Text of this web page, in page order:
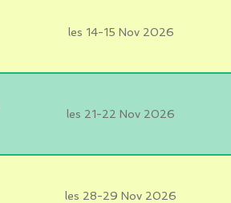
les 14-15 Nov 2026
les 21-22 Nov 2026
les 28-29 Nov 2026